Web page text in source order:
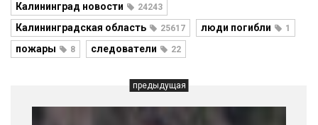
Калининград новости 24243
Калининградская область 25617 люди погибли 1
пожары 8 следователи 22
предыдущая